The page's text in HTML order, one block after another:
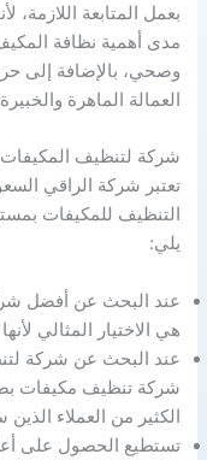
بعمل المتابعة
مدى أهمية نظافة
وصحي، بالإضافة إلى
العمالة الماهرة
شركة لتنظيف المكيفات
تعتبر شركة الراقي
التنظيف للمكيفات
يلي:
عند البحث عن أفضل
هي الاختيار المثالي
عند البحث عن شركة
شركة تنظيف مكيفات
الكثير من العملاء
تستطيع الحصول على